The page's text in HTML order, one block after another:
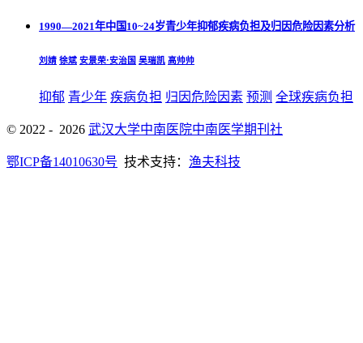
1990—2021年中国10~24岁青少年抑郁疾病负担及归因危险因素分析
刘婧 徐斌 安景荣·安治国 吴瑞凯 高帅帅
抑郁 青少年 疾病负担 归因危险因素 预测 全球疾病负担
© 2022 - 2026 武汉大学中南医院中南医学期刊社
鄂ICP备14010630号 技术支持： 渔夫科技